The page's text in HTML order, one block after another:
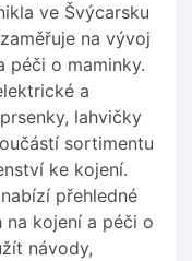
ve Švýcarsku
na vývoj
péči o maminky.
a
lahvičky
sortimentu
ke kojení.
přehledné
na kojení a péči o
návody,